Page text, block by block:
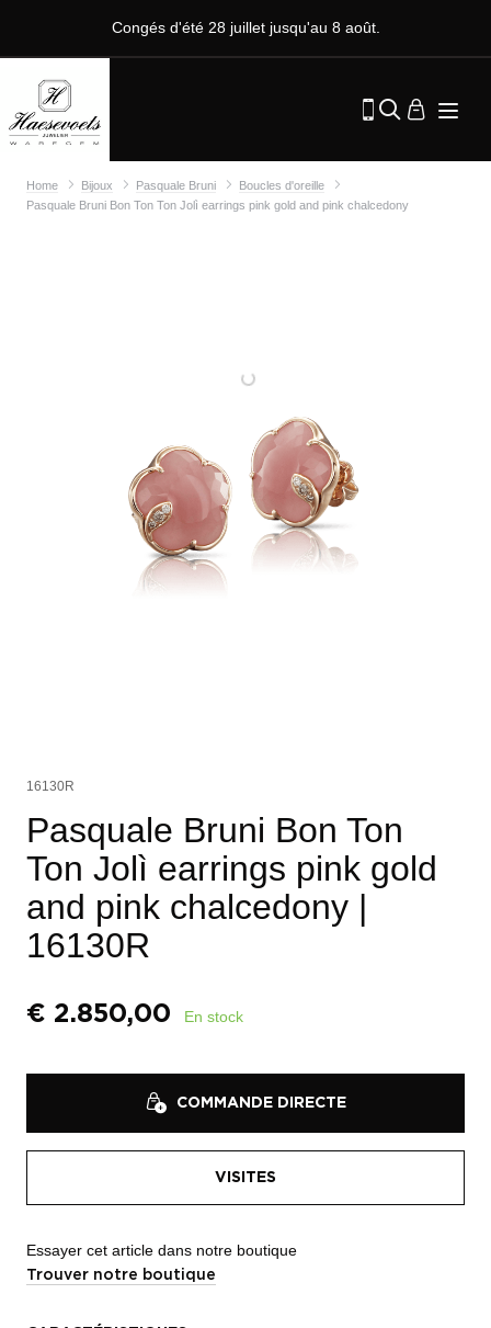
Congés d'été 28 juillet jusqu'au 8 août.
Home Bijoux Pasquale Bruni
Boucles d'oreille
Pasquale Bruni Bon Ton Ton Jolì earrings pink gold and pink chalcedony
16130R
Pasquale Bruni Bon Ton
Ton Jolì earrings pink gold
and pink chalcedony |
16130R
€ 2.850,00 En stock
COMMANDE DIRECTE
VISITES
Essayer cet article dans notre boutique
Trouver notre boutique